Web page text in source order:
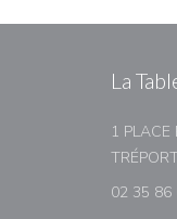
La
1 PLACE
02 35 86